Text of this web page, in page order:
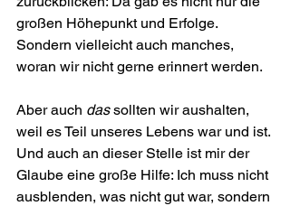
großen Höhepunkt und Erfolge.
Sondern vielleicht auch manches,
woran wir nicht gerne erinnert werden.
Aber auch das sollten wir aushalten,
weil es Teil unseres Lebens war und ist.
Und auch an dieser Stelle ist mir der
Glaube eine große Hilfe: Ich muss nicht
ausblenden, was nicht gut war, sondern